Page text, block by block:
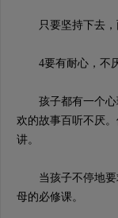
只要坚持下去，
4要有耐心，不
孩子都有一个心
欢的故事百听不厌
讲。
当孩子不停地要
母的必修课。